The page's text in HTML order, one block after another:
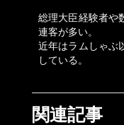
総理大臣経験者や
連客が多い。
近年はラムしゃぶ
している。
関連記事